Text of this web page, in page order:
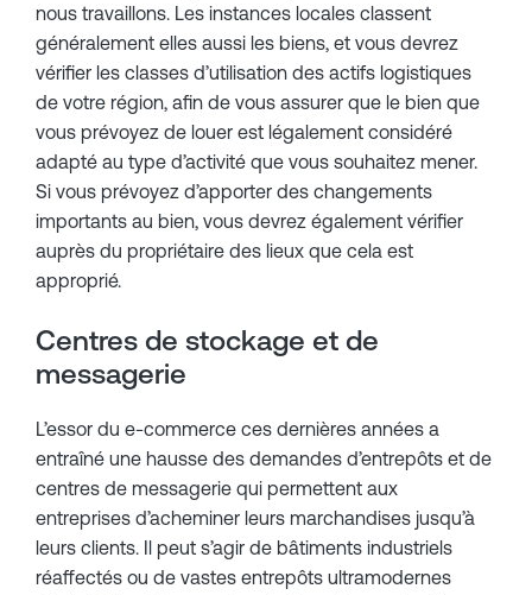
nous travaillons. Les instances locales classent
généralement elles aussi les biens, et vous devrez
vérifier les classes d’utilisation des actifs logistiques
de votre région, afin de vous assurer que le bien que
vous prévoyez de louer est légalement considéré
adapté au type d’activité que vous souhaitez mener.
Si vous prévoyez d’apporter des changements
importants au bien, vous devrez également vérifier
auprès du propriétaire des lieux que cela est
approprié.
Centres de stockage et de
messagerie
L’essor du e-commerce ces dernières années a
entraîné une hausse des demandes d’entrepôts et de
centres de messagerie qui permettent aux
entreprises d’acheminer leurs marchandises jusqu’à
leurs clients. Il peut s’agir de bâtiments industriels
réaffectés ou de vastes entrepôts ultramodernes